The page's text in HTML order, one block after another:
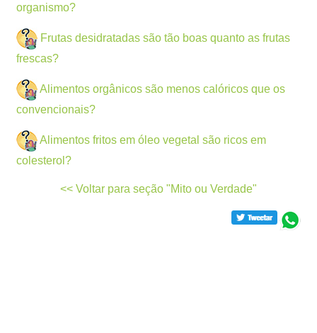
organismo?
Frutas desidratadas são tão boas quanto as frutas
frescas?
Alimentos orgânicos são menos calóricos que os
convencionais?
Alimentos fritos em óleo vegetal são ricos em
colesterol?
<< Voltar para seção "Mito ou Verdade"